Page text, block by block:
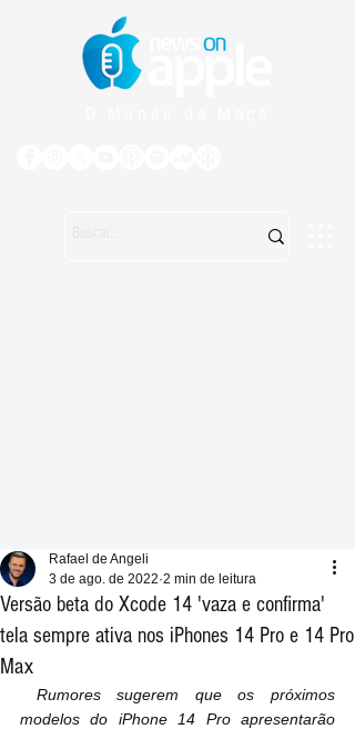
Versão beta do Xcode 14 'vaza e confirma'
tela sempre ativa nos iPhones 14 Pro e 14 Pro
Max
Rafael de Angeli
3 de ago. de 2022 2 min de leitura
modelos do iPhone 14 Pro apresentarão